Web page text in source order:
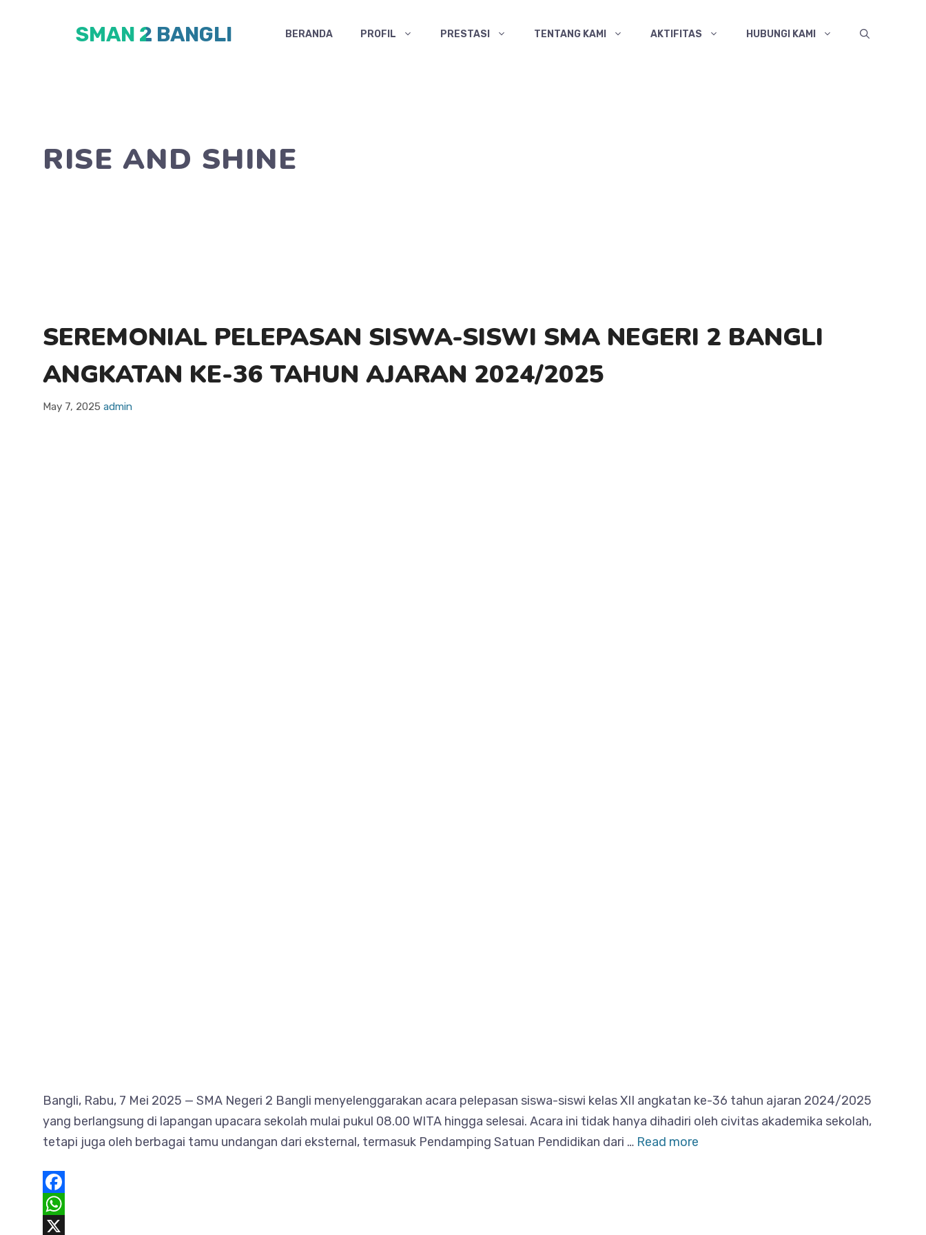
SMAN 2 BANGLI BERANDA PROFIL PRESTASI TENTANG KAMI AKTIFITAS HUBUNGI KAMI
RISE AND SHINE
SEREMONIAL PELEPASAN SISWA-SISWI SMA NEGERI 2 BANGLI
ANGKATAN KE-36 TAHUN AJARAN 2024/2025
May 7, 2025 admin
Bangli, Rabu, 7 Mei 2025 — SMA Negeri 2 Bangli menyelenggarakan acara pelepasan siswa-siswi kelas XII angkatan ke-36 tahun ajaran 2024/2025
yang berlangsung di lapangan upacara sekolah mulai pukul 08.00 WITA hingga selesai. Acara ini tidak hanya dihadiri oleh civitas akademika sekolah,
tetapi juga oleh berbagai tamu undangan dari eksternal, termasuk Pendamping Satuan Pendidikan dari … Read more
F
aW